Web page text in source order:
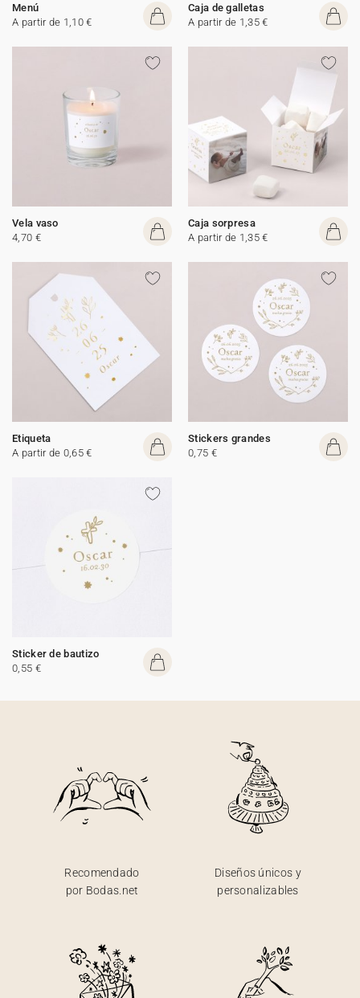
Menú
A partir de 1,10 €
Caja de galletas
A partir de 1,35 €
Vela vaso
4,70 €
Caja sorpresa
A partir de 1,35 €
Etiqueta
A partir de 0,65 €
Stickers grandes
0,75 €
Sticker de bautizo
0,55 €
Recomendado
por Bodas.net
Diseños únicos y
personalizables